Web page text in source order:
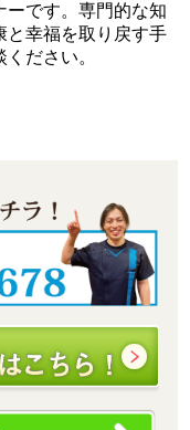
ーです。専門的な知
と幸福を取り戻す手
ださい。